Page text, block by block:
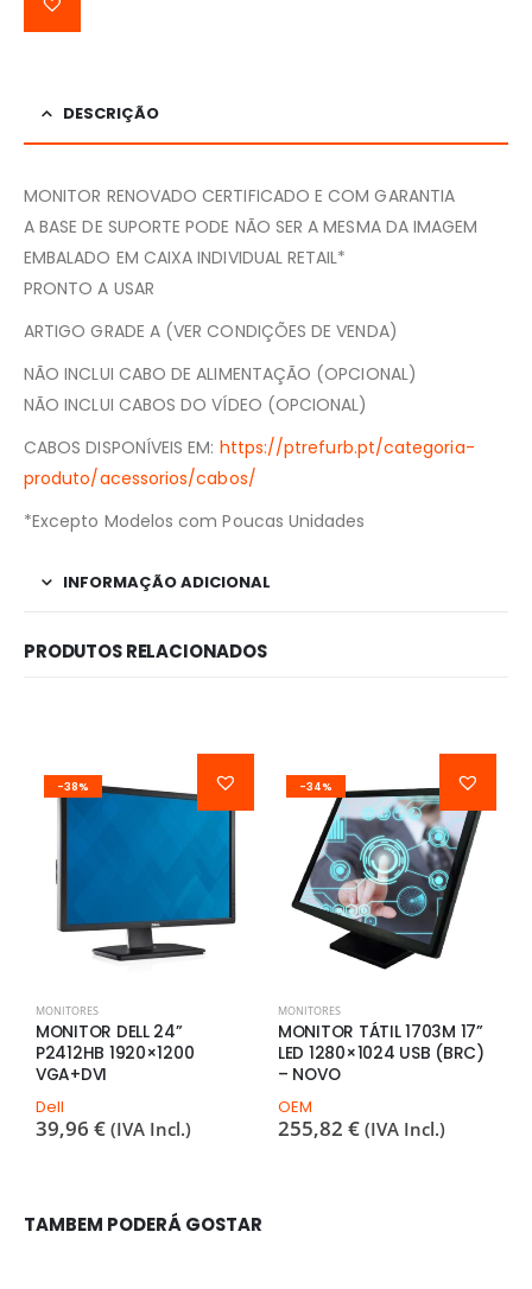
DESCRIÇÃO
MONITOR RENOVADO CERTIFICADO E COM GARANTIA
A BASE DE SUPORTE PODE NÃO SER A MESMA DA IMAGEM
EMBALADO EM CAIXA INDIVIDUAL RETAIL*
PRONTO A USAR
ARTIGO GRADE A (VER CONDIÇÕES DE VENDA)
NÃO INCLUI CABO DE ALIMENTAÇÃO (OPCIONAL)
NÃO INCLUI CABOS DO VÍDEO (OPCIONAL)
CABOS DISPONÍVEIS EM: https://ptrefurb.pt/categoria-
produto/acessorios/cabos/
*Excepto Modelos com Poucas Unidades
INFORMAÇÃO ADICIONAL
PRODUTOS RELACIONADOS
-38%
MONITORES
MONITOR DELL 24”
P2412HB 1920×1200
VGA+DVI
Dell
39,96 € (IVA Incl.)
-34%
MONITORES
MONITOR TÁTIL 1703M 17”
LED 1280×1024 USB (BRC)
– NOVO
OEM
255,82 € (IVA Incl.)
TAMBEM PODERÁ GOSTAR